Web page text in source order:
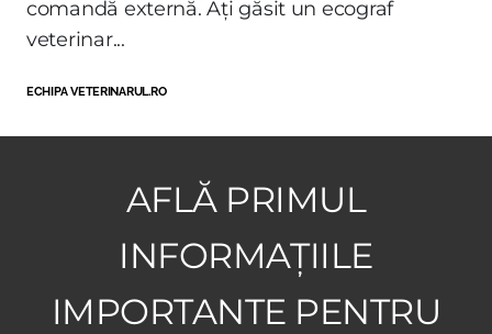
comandă externă. Ați găsit un ecograf
veterinar...
ECHIPA VETERINARUL.RO
AFLĂ PRIMUL
INFORMAȚIILE
IMPORTANTE PENTRU